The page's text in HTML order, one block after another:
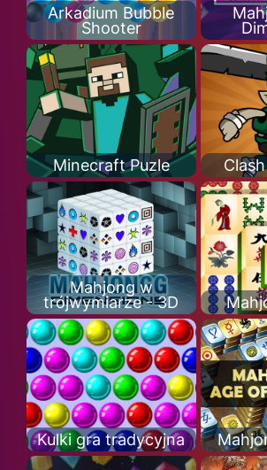
Arkadium Bubble
Shooter
Minecraft Puzle
Mahjong w
trójwymiarze - 3D
Kulki gra tradycyjna